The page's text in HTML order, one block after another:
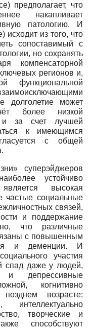
предполагает, что
накапливает
патологию. И
исходит из того, что
сопоставимый с
но сохранять
компенсаторной
регионов и,
функциональной
долголетие может
более низкой
и за счет лучшей
к имеющимся
с общей
суперэйджеров
устойчиво
высокая
частые социальные
связей,
и поддержание
что различные
с повышенным
и деменции. И
участия
спад даже у людей,
и депрессивные
когнитивно
возрасте:
творческие и
способствуют